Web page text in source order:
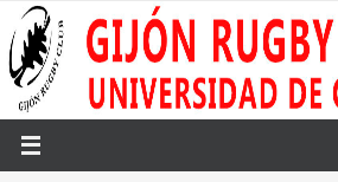
al
contenido